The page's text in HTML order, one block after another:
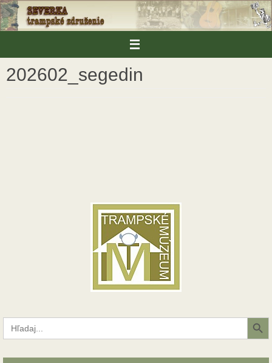
Skip
to
content
202602_segedin
Search
for:
Search Button